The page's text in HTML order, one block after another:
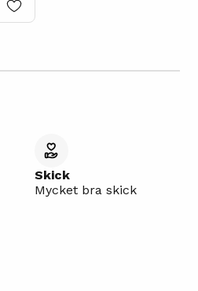
Skick
Mycket bra skick